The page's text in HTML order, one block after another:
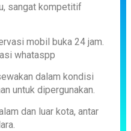
sangat kompetitif
mobil buka 24 jam.
whataspp
dalam kondisi
untuk dipergunakan.
dan luar kota, antar